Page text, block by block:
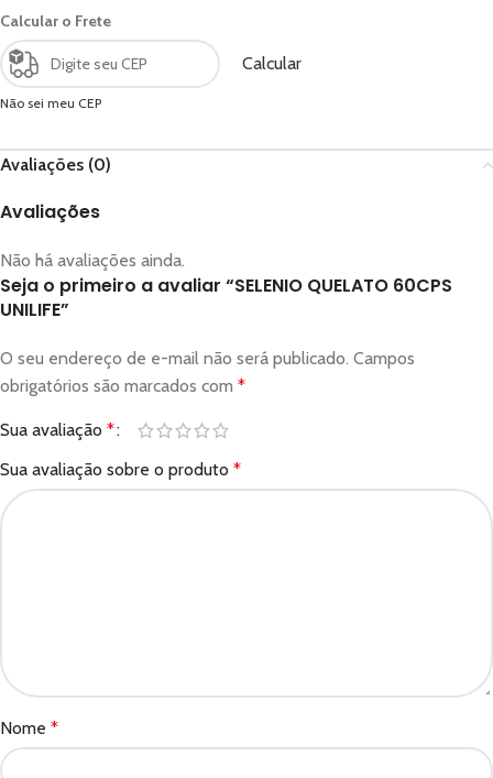
Calcular o Frete
Calcular
Não sei meu CEP
Avaliações (0)
Avaliações
Não há avaliações ainda.
Seja o primeiro a avaliar “SELENIO QUELATO 60CPS
UNILIFE”
O seu endereço de e-mail não será publicado. Campos
obrigatórios são marcados com *
Sua avaliação *
Sua avaliação sobre o produto *
Nome *